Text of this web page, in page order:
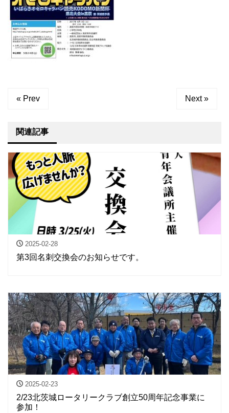
« Prev Next »
関連記事
2025-02-28
第3回名刺交換会のお知らせです。
2025-02-23
2/23北茨城ロータリークラブ創立50周年記念事業に
参加！